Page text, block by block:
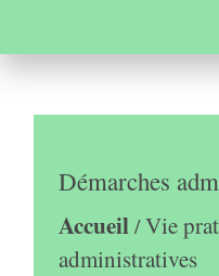
Démarches
Accueil/Vie
administratives